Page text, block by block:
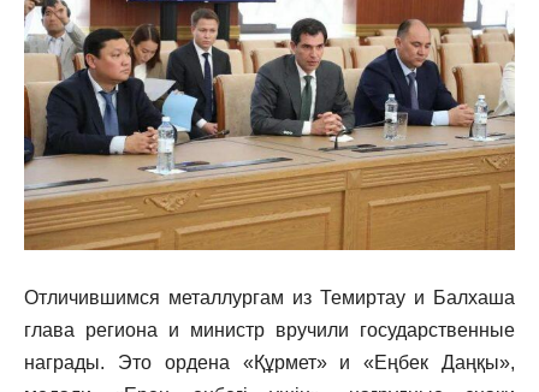
Отличившимся металлургам из Темиртау и Балхаша
глава региона и министр вручили государственные
награды. Это ордена «Құрмет» и «Еңбек Даңқы»,